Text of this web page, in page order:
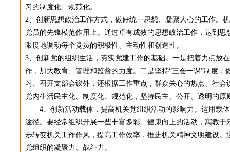
习的制度化、规范化。
2、创新思想政治工作方式，做好统一思想、凝聚人心的工作。
党员的先锋模范作用上。通过卓有成效的思想政治工作，达到
限度地调动每个党员的积极性、主动性和创造性。
3、创新党的组织生活，夯实党建工作的基础。一是把着力点放
作，加大教育、管理和监督的力度。二是坚持“三会一课”制度
习、召开支部会议外，还根据工作重点，群众关心的热点、社
党内生活民主化、制度化、规范化，坚持民主、公开、透明的
4、创新活动载体，提高机关党组织活动的影响力。运用载
途径。要经常组织开展一些丰富多彩、健康向上的活动，寓教
步转变机关工作作风，提高工作效率，推进机关精神文明建设
党组织的凝聚力、战斗力。